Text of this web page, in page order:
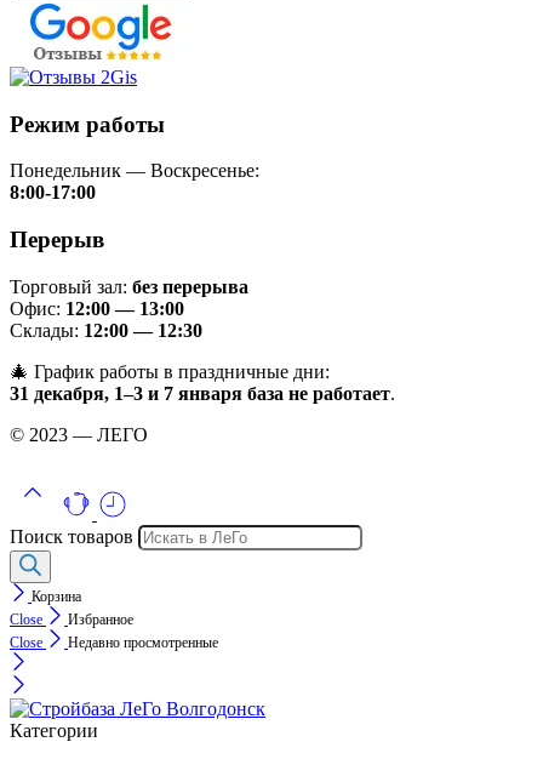
Режим работы
Понедельник — Воскресенье:
8:00-17:00
Перерыв
Торговый зал: без перерыва
Офис: 12:00 — 13:00
Склады: 12:00 — 12:30
🎄 График работы в праздничные дни:
31 декабря, 1–3 и 7 января база не работает.
© 2023 — ЛЕГО
Поиск товаров
Корзина
Close
Избранное
Close
Недавно просмотренные
Категории